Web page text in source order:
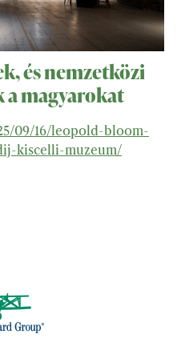
és nemzetközi
magyarokat
09/16/leopold-bloom-
kiscelli-muzeum/